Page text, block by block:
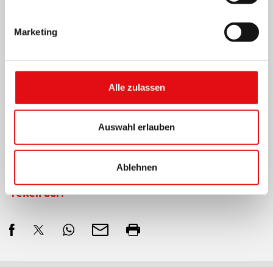
Marketing
Alle zulassen
Auswahl erlauben
Ablehnen
Teilen auf: